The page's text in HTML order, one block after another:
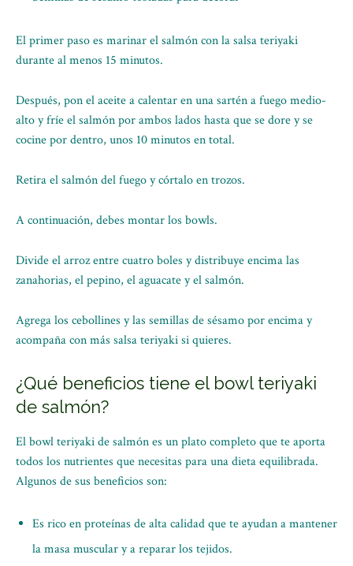
El primer paso es marinar el salmón con la salsa teriyaki
durante al menos 15 minutos.
Después, pon el aceite a calentar en una sartén a fuego medio-
alto y fríe el salmón por ambos lados hasta que se dore y se
cocine por dentro, unos 10 minutos en total.
Retira el salmón del fuego y córtalo en trozos.
A continuación, debes montar los bowls.
Divide el arroz entre cuatro boles y distribuye encima las
zanahorias, el pepino, el aguacate y el salmón.
Agrega los cebollines y las semillas de sésamo por encima y
acompaña con más salsa teriyaki si quieres.
¿Qué beneficios tiene el bowl teriyaki
de salmón?
El bowl teriyaki de salmón es un plato completo que te aporta
todos los nutrientes que necesitas para una dieta equilibrada.
Algunos de sus beneficios son:
Es rico en proteínas de alta calidad que te ayudan a mantener
la masa muscular y a reparar los tejidos.